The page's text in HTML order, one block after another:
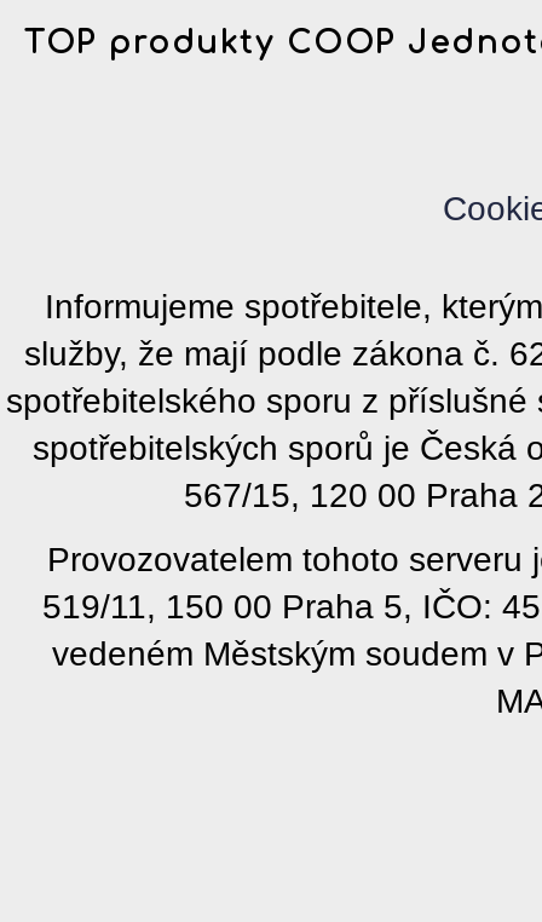
TOP produkty COOP
Informujeme spotřebitele,
služby, že mají podle zákona č.
spotřebitelského sporu z
spotřebitelských sporů je Česká
567/15, 120 00 Praha
Provozovatelem tohoto
519/11, 150 00 Praha 5, IČO:
vedeném Městským soudem v